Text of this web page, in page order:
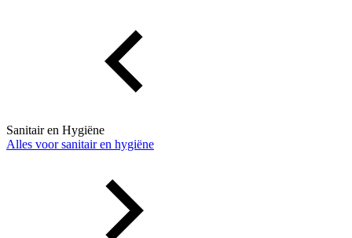
Sanitair en Hygiëne
Alles voor sanitair en hygiëne